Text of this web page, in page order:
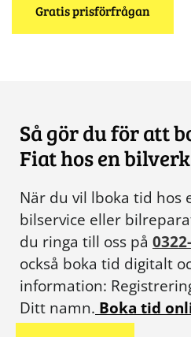
Gratis prisförfrågan
Så gör du för att
Fiat hos en
När du vil lboka tid hos
bilservice eller
du ringa till oss på
också boka tid digitalt
information:
Ditt namn. Boka tid